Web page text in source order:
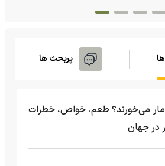
پربحث ها
می‌خورند؟ طعم، خواص، خطرات
در جهان